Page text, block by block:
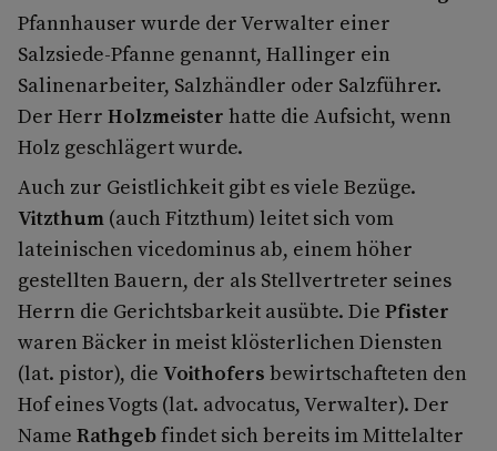
Pfannhauser wurde der Verwalter einer
Salzsiede-Pfanne genannt, Hallinger ein
Salinenarbeiter, Salzhändler oder Salzführer.
Der Herr Holzmeister hatte die Aufsicht, wenn
Holz geschlägert wurde.
Auch zur Geistlichkeit gibt es viele Bezüge.
Vitzthum (auch Fitzthum) leitet sich vom
lateinischen vicedominus ab, einem höher
gestellten Bauern, der als Stellvertreter seines
Herrn die Gerichtsbarkeit ausübte. Die Pfister
waren Bäcker in meist klösterlichen Diensten
(lat. pistor), die Voithofers bewirtschafteten den
Hof eines Vogts (lat. advocatus, Verwalter). Der
Name Rathgebfindet sich bereits im Mittelalter